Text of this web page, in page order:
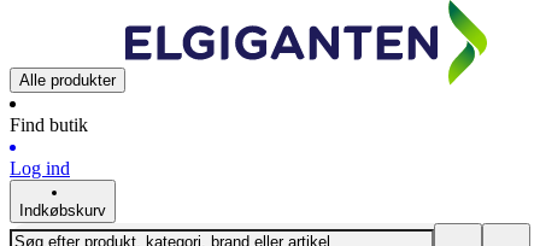
Alle produkter
Find butik
Log ind
Indkøbskurv